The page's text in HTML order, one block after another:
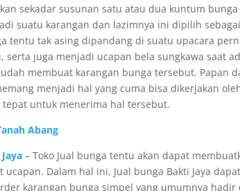
sekadar susunan satu atau dua kuntum
suatu karangan dan lazimnya ini dipilih
tentu tak asing dipandang di suatu upacara
serta juga menjadi ucapan bela sungkawa saat
membuat karangan bunga tersebut. Papan
menjadi hal yang cuma bisa dikerjakan
tepat untuk menerima hal tersebut.
Abang
– Toko Jual bunga tentu akan dapat
ucapan. Dalam hal ini, Jual bunga Bakti Jaya
karangan bunga simpel yang umumnya